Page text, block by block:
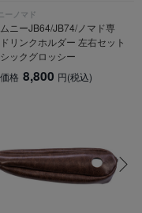
ーノマド
ムニーJB64/JB74/ノマド専
リンクホルダー 左右セット
ックグロッシー
格 8,800 円(税込)